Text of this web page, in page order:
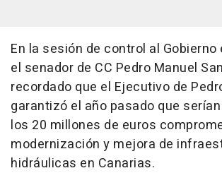
En la sesión de control al Gobierno
el senador de CC Pedro Manuel
recordado que el Ejecutivo de
garantizó el año pasado que
los 20 millones de euros
modernización y mejora de
hidráulicas en Canarias.